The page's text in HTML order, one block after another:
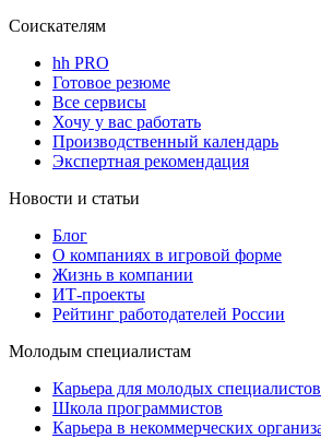
Соискателям
hh PRO
Готовое резюме
Все сервисы
Хочу у вас работать
Производственный календарь
Экспертная рекомендация
Новости и статьи
Блог
О компаниях в игровой форме
Жизнь в компании
ИТ-проекты
Рейтинг работодателей России
Молодым специалистам
Карьера для молодых специалистов
Школа программистов
Карьера в некоммерческих